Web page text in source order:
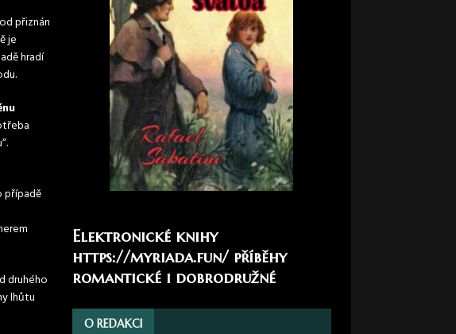
přiznán
je
hradí
druhého
lhůtu
Elektronické knihy
https://myriada.fun/příběhy
romantické i dobrodružné
O REDAKCI